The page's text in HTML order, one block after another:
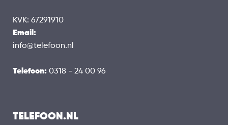
KVK: 67291910
Email:
info@telefoon.nl
Telefoon: 0318 - 24 00 96
TELEFOON.NL